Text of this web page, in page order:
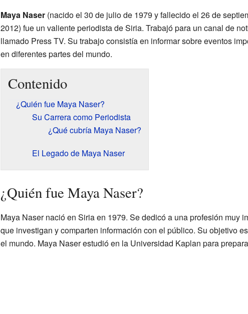
Maya Naser(nacido el 30 de julio de 1979 y fallecido el 26 de
2012) fue un valiente periodista de Siria. Trabajó para un canal de
llamado Press TV. Su trabajo consistía en informar sobre eventos
en diferentes partes del mundo.
Contenido
¿Quién fue Maya Naser?
Su Carrera como Periodista
¿Qué cubría Maya Naser?
El Legado de Maya Naser
¿Quién fue Maya Naser?
Maya Naser nació en Siria en 1979. Se dedicó a una profesión muy
que investigan y comparten información con el público. Su objetivo
el mundo. Maya Naser estudió en la Universidad Kaplan para